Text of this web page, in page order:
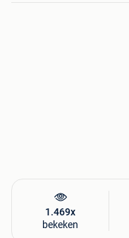
1.469x
bekeken